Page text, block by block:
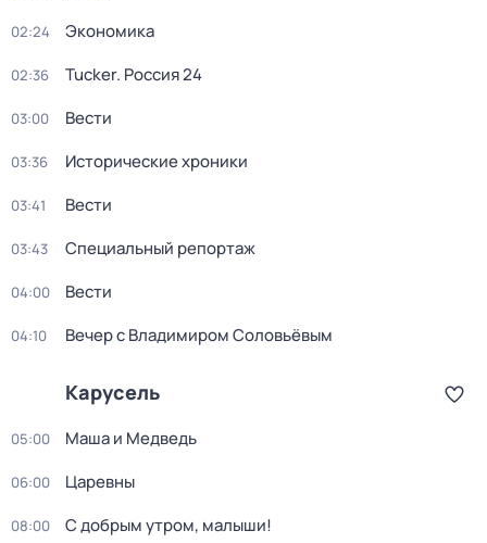
02:24 Экономика
02:36 Tucker. Россия 24
03:00 Вести
03:36 Исторические хроники
03:41 Вести
03:43 Специальный репортаж
04:00 Вести
04:10 Вечер с Владимиром Соловьёвым
Карусель
05:00 Маша и Медведь
06:00 Царевны
08:00 С добрым утром, малыши!